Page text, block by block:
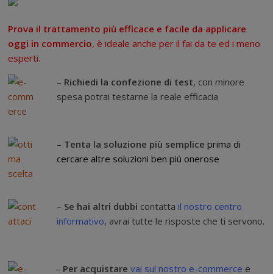
Prova il trattamento più efficace e facile da applicare
oggi in commercio, è ideale anche per il fai da te ed i meno
esperti.
– Richiedi la confezione di test, con minore
spesa potrai testarne la reale efficacia
– Tenta la soluzione più sempliceprima di
cercare altre soluzioni ben più onerose
– Se hai altri dubbi contatta il nostro centro
informativo, avrai tutte le risposte che ti servono.
– Per acquistare vai sul nostro e-commerce e